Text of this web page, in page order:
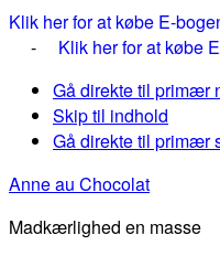
Klik her for at købe E-
- Klik her for at købe
Gå direkte til primær
Skip til indhold
Gå direkte til primær
Anne au Chocolat
Madkærlighed en masse